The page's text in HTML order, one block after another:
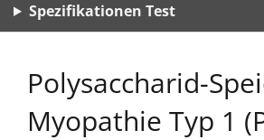
Spezifikationen Test
Polysaccharid-
Myopathie Typ 1